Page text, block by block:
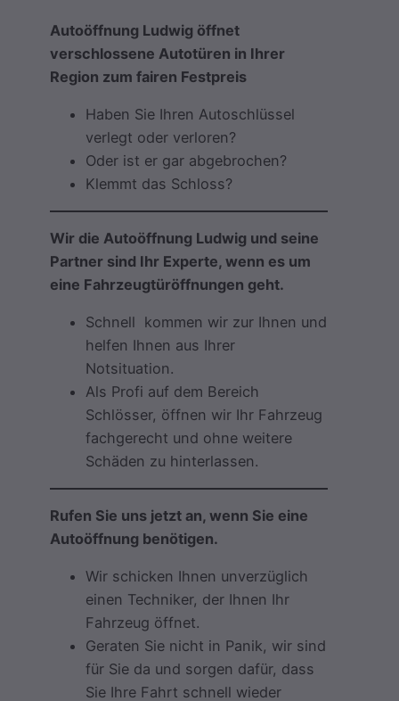
Autoöffnung Ludwig öffnet
verschlossene Autotüren in Ihrer
Region zum fairen Festpreis
Haben Sie Ihren Autoschlüssel
verlegt oder verloren?
Oder ist er gar abgebrochen?
Klemmt das Schloss?
Wir die Autoöffnung Ludwig und seine
Partner sind Ihr Experte, wenn es um
eine Fahrzeugtüröffnungen geht.
Schnell kommen wir zur Ihnen und
helfen Ihnen aus Ihrer
Notsituation.
Als Profi auf dem Bereich
Schlösser, öffnen wir Ihr Fahrzeug
fachgerecht und ohne weitere
Schäden zu hinterlassen.
Rufen Sie uns jetzt an, wenn Sie eine
Autoöffnung benötigen.
Wir schicken Ihnen unverzüglich
einen Techniker, der Ihnen Ihr
Fahrzeug öffnet.
Geraten Sie nicht in Panik, wir sind
für Sie da und sorgen dafür, dass
Sie Ihre Fahrt schnell wieder